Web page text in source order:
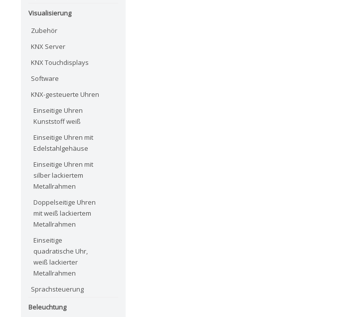
Visualisierung
Zubehör
KNX Server
KNX Touchdisplays
Software
KNX-gesteuerte Uhren
Einseitige Uhren
Kunststoff weiß
Einseitige Uhren mit
Edelstahlgehäuse
Einseitige Uhren mit
silber lackiertem
Metallrahmen
Doppelseitige Uhren
mit weiß lackiertem
Metallrahmen
Einseitige
quadratische Uhr,
weiß lackierter
Metallrahmen
Sprachsteuerung
Beleuchtung